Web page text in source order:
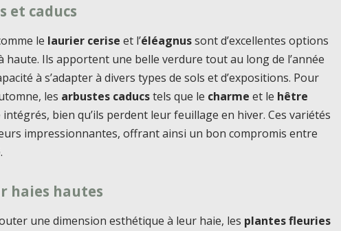
et caducs
le laurier cerise et l’éléagnussont d’excellentes options
haute. Ils apportent une belle verdure tout au long de l’année
à s’adapter à divers types de sols et d’expositions. Pour
les arbustes caducstels que le charme et le hêtre
bien qu’ils perdent leur feuillage en hiver. Ces variétés
impressionnantes, offrant ainsi un bon compromis entre
haies hautes
une dimension esthétique à leur haie, les plantes fleuries